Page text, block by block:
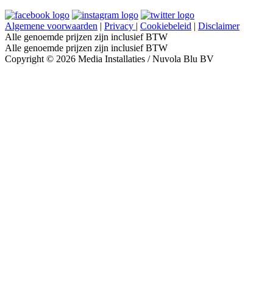
Algemene voorwaarden | Privacy | Cookiebeleid | Disclaimer
Alle genoemde prijzen zijn inclusief BTW
Alle genoemde prijzen zijn inclusief BTW
Copyright © 2026 Media Installaties / Nuvola Blu BV